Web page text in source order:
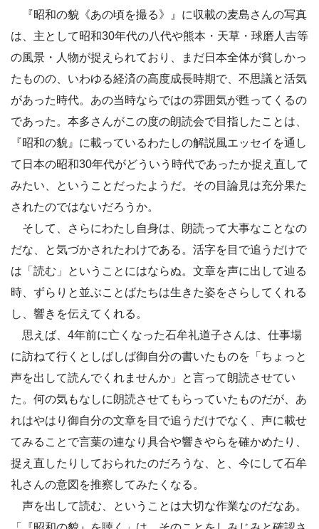
『昭和の貌《あの頃を撮る》』に収載の麦島さんの写真
は、主として昭和30年代の八代や熊本・天草・球磨人吉等
の風景・人物が捉えられており、まだ日本全体が貧しかっ
たものの、いわゆる経済の高度成長時期で、不思議と活気
があった時代。あの当時ならではの雰囲気が甦ってくるの
であった。本多さんがこの度の朗読会で目指したことは、
『昭和の貌』に載っているわたしの解説風エッセイを通し
て日本の昭和30年代がどういう時代であったか捉え直して
みたい、ということだったようだ。その目論見は充分果た
されたのではないだろうか。
そして、さらにわたし自身は、朗読って大事なことなの
だな、と気づかされたわけである。活字を目で追うだけで
は「読む」ということにはならぬ。文章を声に出して辿る
時、ずらりと並ぶことばたちは生きた姿をさらしてくれる
し、響きを伝えてくれる。
思えば、4年前に亡くなった石牟礼道子さんは、仕事場
に訪ねて行くとしばしば御自分の書いたものを「ちょっと
声を出して読んでくれませんか」と言って朗読させてい
た。何の気もなしに朗読させてもらっていたものだが、あ
れはやはり御自分の文章を目で追うだけでなく、声に載せ
てみることで言葉の連なり具合や響きやらを確かめたり、
捉え直したりしておられたのだろうな、と、今にして石牟
礼さんの意図を推察してみたくなる。
声を出して読む、ということは大切な作業なのだなあ。